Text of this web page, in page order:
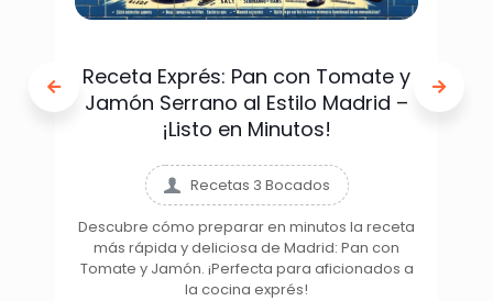
Receta Exprés: Pan con Tomate y
Jamón Serrano al Estilo Madrid –
¡Listo en Minutos!
Recetas 3 Bocados
Descubre cómo preparar en minutos la receta
más rápida y deliciosa de Madrid: Pan con
Tomate y Jamón. ¡Perfecta para aficionados a
la cocina exprés!